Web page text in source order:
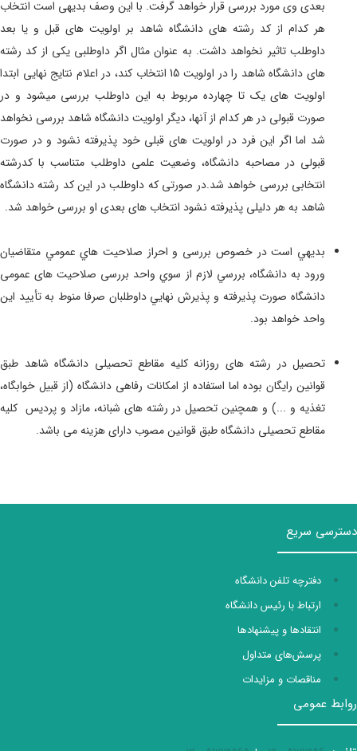
بعدی وی مورد بررسی قرار خواهد گرفت. با این وصف بدیهی است انتخاب
هر کدام از کد رشته های دانشگاه شاهد بر اولویت های قبل و یا بعد
داوطلب تاثیر نخواهد داشت. به عنوان مثال اگر داوطلبی یکی از کد رشته
های دانشگاه شاهد را در اولویت 15 انتخاب کند، در اعلام نتایج نهایی ابتدا
اولویت های یک تا چهارده مربوط به این داوطلب بررسی میشود و در
صورت قبولی در هر کدام از آنها، دیگر اولویت دانشگاه شاهد بررسی نخواهد
شد اما اگر این فرد در اولویت های قبلی خود پذیرفته نشود و در صورت
قبولی در مصاحبه دانشگاه، وضعیت علمی داوطلب متناسب با کدرشته
انتخابی بررسی خواهد شد.در صورتی که داوطلب در این کد رشته دانشگاه
شاهد به هر دلیلی پذیرفته نشود انتخاب های بعدی او بررسی خواهد شد.
بديهي است در خصوص بررسی و احراز صلاحيت هاي عمومي متقاضيان
ورود به دانشگاه، بررسي لازم از سوي واحد بررسی صلاحیت های عمومی
دانشگاه صورت پذيرفته و پذيرش نهايي داوطلبان صرفا منوط به تأييد این
واحد خواهد بود.
تحصیل در رشته های روزانه کلیه مقاطع تحصیلی دانشگاه شاهد طبق
قوانین رایگان بوده اما استفاده از امکانات رفاهی دانشگاه (از قبیل خوابگاه،
تغذیه و ...) و همچنین تحصیل در رشته های شبانه، مازاد و پردیس کلیه
مقاطع تحصیلی دانشگاهطبق قوانین مصوب دارای هزینه می باشد.
دسترسی سریع
دفترچه تلفن دانشگاه
ارتباط با رئیس دانشگاه
انتقادها و پیشنهادها
پرسش‌های متداول
مناقصات و مزایدات
روابط عمومی